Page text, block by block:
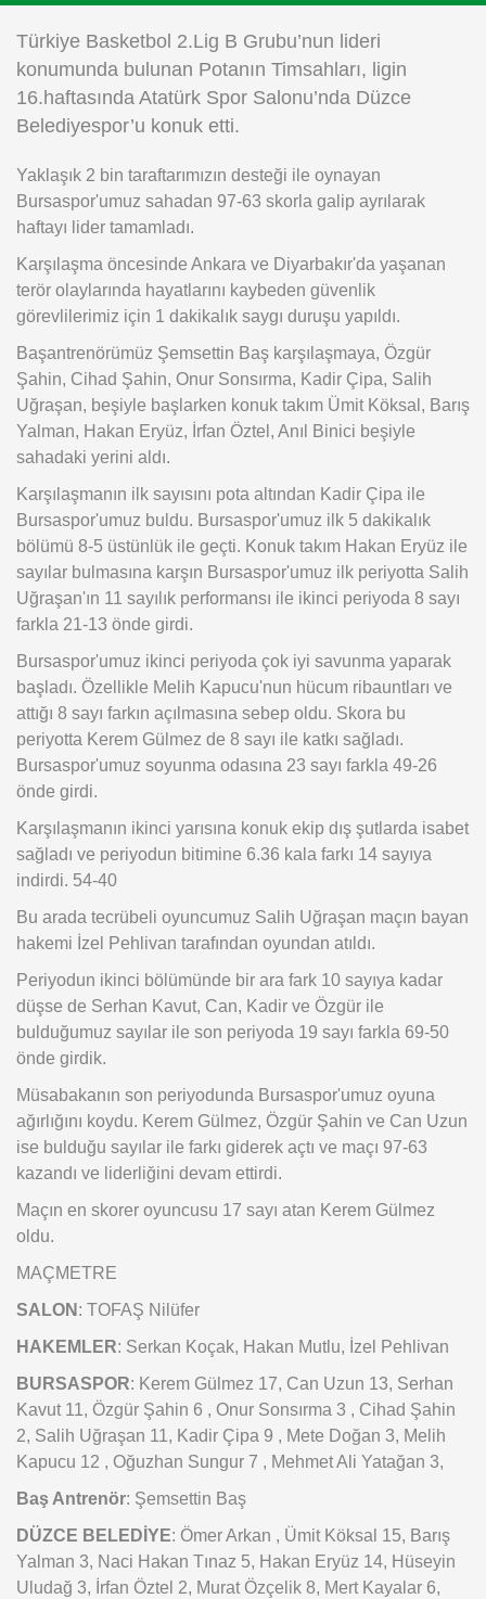
Instagram
Android
Türkiye Basketbol 2.Lig B Grubu’nun lideri
konumunda bulunan Potanın Timsahları, ligin
16.haftasında Atatürk Spor Salonu’nda Düzce
Belediyespor’u konuk etti.
Yaklaşık 2 bin taraftarımızın desteği ile oynayan
Bursaspor'umuz sahadan 97-63 skorla galip ayrılarak
haftayı lider tamamladı.
Karşılaşma öncesinde Ankara ve Diyarbakır'da yaşanan
terör olaylarında hayatlarını kaybeden güvenlik
görevlilerimiz için 1 dakikalık saygı duruşu yapıldı.
Başantrenörümüz Şemsettin Baş karşılaşmaya, Özgür
Şahin, Cihad Şahin, Onur Sonsırma, Kadir Çipa, Salih
Uğraşan, beşiyle başlarken konuk takım Ümit Köksal, Barış
Yalman, Hakan Eryüz, İrfan Öztel, Anıl Binici beşiyle
sahadaki yerini aldı.
Karşılaşmanın ilk sayısını pota altından Kadir Çipa ile
Bursaspor'umuz buldu. Bursaspor'umuz ilk 5 dakikalık
bölümü 8-5 üstünlük ile geçti. Konuk takım Hakan Eryüz ile
sayılar bulmasına karşın Bursaspor'umuz ilk periyotta Salih
Uğraşan'ın 11 sayılık performansı ile ikinci periyoda 8 sayı
farkla 21-13 önde girdi.
Bursaspor'umuz ikinci periyoda çok iyi savunma yaparak
başladı. Özellikle Melih Kapucu'nun hücum ribauntları ve
attığı 8 sayı farkın açılmasına sebep oldu. Skora bu
periyotta Kerem Gülmez de 8 sayı ile katkı sağladı.
Bursaspor'umuz soyunma odasına 23 sayı farkla 49-26
önde girdi.
Karşılaşmanın ikinci yarısına konuk ekip dış şutlarda isabet
sağladı ve periyodun bitimine 6.36 kala farkı 14 sayıya
indirdi. 54-40
Bu arada tecrübeli oyuncumuz Salih Uğraşan maçın bayan
hakemi İzel Pehlivan tarafından oyundan atıldı.
Periyodun ikinci bölümünde bir ara fark 10 sayıya kadar
düşse de Serhan Kavut, Can, Kadir ve Özgür ile
bulduğumuz sayılar ile son periyoda 19 sayı farkla 69-50
önde girdik.
Müsabakanın son periyodunda Bursaspor'umuz oyuna
ağırlığını koydu. Kerem Gülmez, Özgür Şahin ve Can Uzun
ise bulduğu sayılar ile farkı giderek açtı ve maçı 97-63
kazandı ve liderliğini devam ettirdi.
Maçın en skorer oyuncusu 17 sayı atan Kerem Gülmez
oldu.
MAÇMETRE
SALON: TOFAŞ Nilüfer
HAKEMLER: Serkan Koçak, Hakan Mutlu, İzel Pehlivan
BURSASPOR: Kerem Gülmez 17, Can Uzun 13, Serhan
Kavut 11, Özgür Şahin 6 , Onur Sonsırma 3 , Cihad Şahin
2, Salih Uğraşan 11, Kadir Çipa 9 , Mete Doğan 3, Melih
Kapucu 12 , Oğuzhan Sungur 7 , Mehmet Ali Yatağan 3,
Baş Antrenör: Şemsettin Baş
DÜZCE BELEDİYE: Ömer Arkan , Ümit Köksal 15, Barış
Yalman 3, Naci Hakan Tınaz 5, Hakan Eryüz 14, Hüseyin
Uludağ 3, İrfan Öztel 2, Murat Özçelik 8, Mert Kayalar 6,